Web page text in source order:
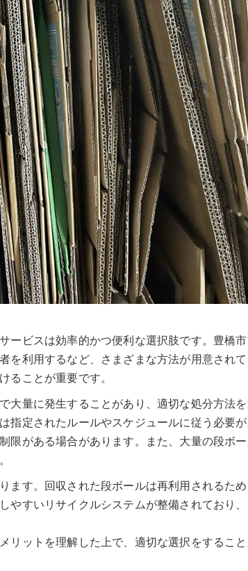
ビスは効率的かつ便利な選択肢です。豊橋市
を利用するなど、さまざまな方法が用意され
ことが重要です。
大量に発生することがあり、適切な処分方法
指定されたルールやスケジュールに従う必要
限がある場合があります。また、大量の段ボ
ます。回収された段ボールは再利用されるた
やすいリサイクルシステムが整備されており
リットを理解した上で、適切な選択をするこ